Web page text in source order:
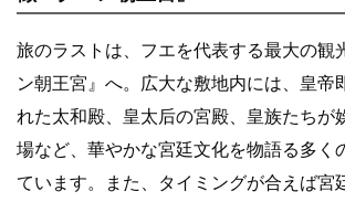
旅のラストは、フエを代表する最大の観
ン朝王宮』へ。広大な敷地内には、皇帝
れた太和殿、皇太后の宮殿、皇族たちが
場など、華やかな宮廷文化を物語る多く
ています。また、タイミングが合えば宮